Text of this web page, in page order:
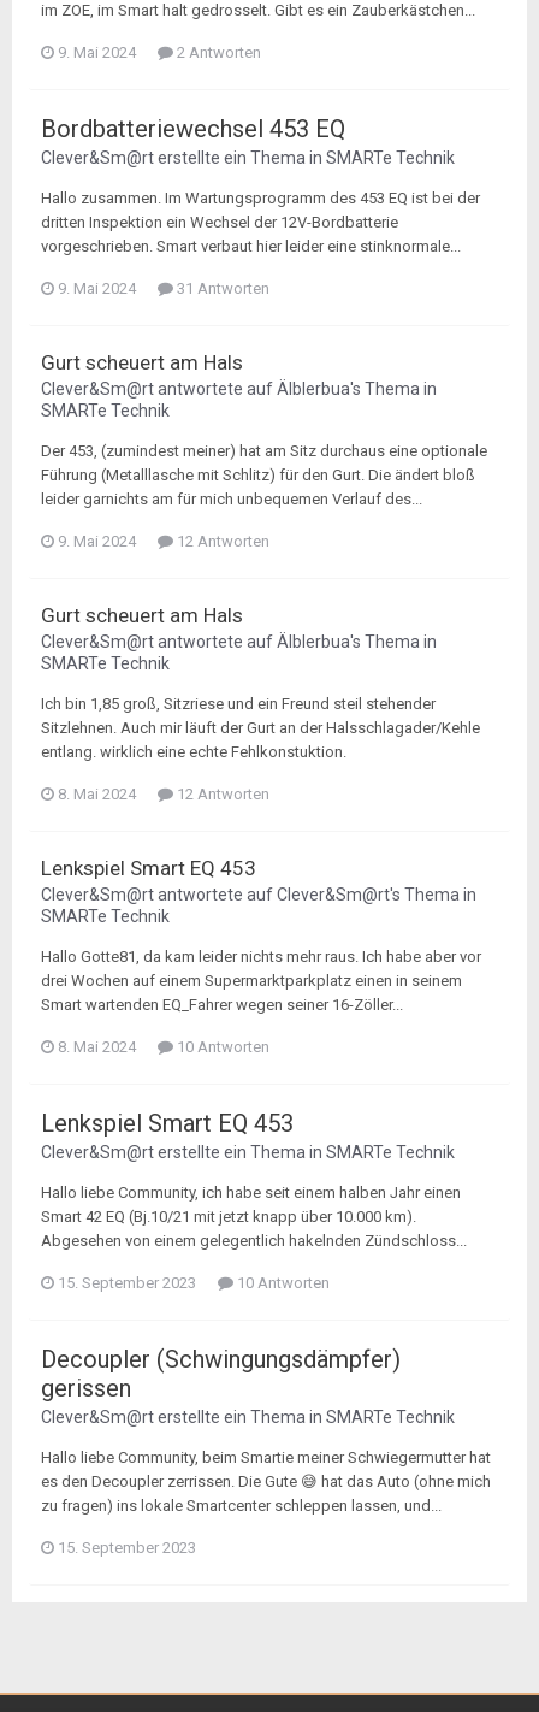
im ZOE, im Smart halt gedrosselt. Gibt es ein Zauberkästchen...
9. Mai 2024 2 Antworten
Bordbatteriewechsel 453 EQ
Clever&Sm@rterstellte ein Thema in SMARTe Technik
Hallo zusammen. Im Wartungsprogramm des 453 EQ ist bei der
dritten Inspektion ein Wechsel der 12V-Bordbatterie
vorgeschrieben. Smart verbaut hier leider eine stinknormale...
9. Mai 2024 31 Antworten
Gurt scheuert am Hals
Clever&Sm@rtantwortete aufÄlblerbua's Thema in
SMARTe Technik
Der 453, (zumindest meiner) hat am Sitz durchaus eine optionale
Führung (Metalllasche mit Schlitz) für den Gurt. Die ändert bloß
leider garnichts am für mich unbequemen Verlauf des...
9. Mai 2024 12 Antworten
Gurt scheuert am Hals
Clever&Sm@rtantwortete aufÄlblerbua's Thema in
SMARTe Technik
Ich bin 1,85 groß, Sitzriese und ein Freund steil stehender
Sitzlehnen. Auch mir läuft der Gurt an der Halsschlagader/Kehle
entlang. wirklich eine echte Fehlkonstuktion.
8. Mai 2024 12 Antworten
Lenkspiel Smart EQ 453
Clever&Sm@rtantwortete aufClever&Sm@rt's Thema in
SMARTe Technik
Hallo Gotte81, da kam leider nichts mehr raus. Ich habe aber vor
drei Wochen auf einem Supermarktparkplatz einen in seinem
Smart wartenden EQ_Fahrer wegen seiner 16-Zöller...
8. Mai 2024 10 Antworten
Lenkspiel Smart EQ 453
Clever&Sm@rterstellte ein Thema in SMARTe Technik
Hallo liebe Community, ich habe seit einem halben Jahr einen
Smart 42 EQ (Bj.10/21 mit jetzt knapp über 10.000 km).
Abgesehen von einem gelegentlich hakelnden Zündschloss...
15. September 2023 10 Antworten
Decoupler (Schwingungsdämpfer)
gerissen
Clever&Sm@rterstellte ein Thema in SMARTe Technik
Hallo liebe Community, beim Smartie meiner Schwiegermutter hat
es den Decoupler zerrissen. Die Gute 😅 hat das Auto (ohne mich
zu fragen) ins lokale Smartcenter schleppen lassen, und...
15. September 2023